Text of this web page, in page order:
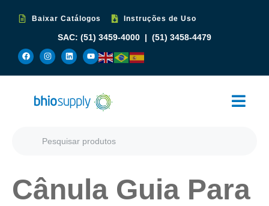
Baixar Catálogos Instruções de Uso
SAC: (51) 3459-4000 (51) 3458-4479
Cânula Guia Para